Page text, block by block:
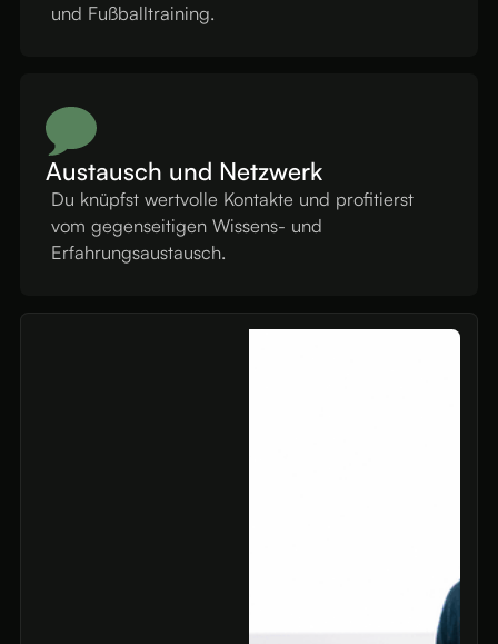
und Fußballtraining.
Austausch und Netzwerk
Du knüpfst wertvolle Kontakte und profitierst
vom gegenseitigen Wissens- und
Erfahrungsaustausch.